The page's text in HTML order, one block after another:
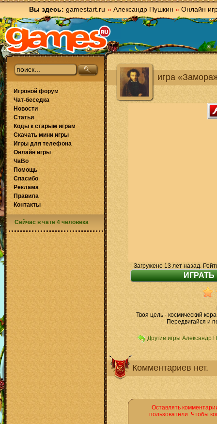
Вы здесь: gamestart.ru » Александр Пушкин » Онлайн
игра
Загружено 13 лет назад.
Твоя цель - космический
Передвигайся и
Другие игры Александр
Комментариев нет.
Оставлять
пользователи. Чтобы
Игровой форум
Чат-беседка
Новости
Статьи
Коды к старым играм
Скачать мини игры
Игры для телефона
Онлайн игры
ЧаВо
Помощь
Спасибо
Реклама
Правила
Контакты
Сейчас в чате 4 человека